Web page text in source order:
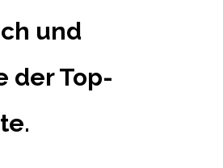
und
der Top-